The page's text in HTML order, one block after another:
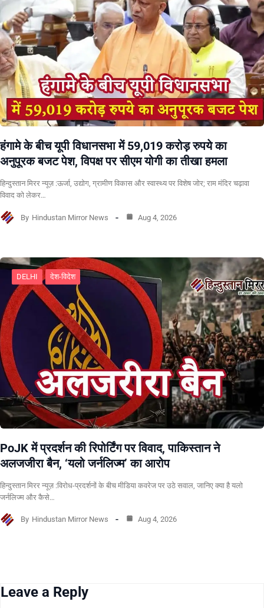
हंगामे के बीच यूपी विधानसभा में 59,019 करोड़ रुपये का
अनुपूरक बजट पेश, विपक्ष पर सीएम योगी का तीखा हमला
हिन्दुस्तान मिरर न्यूज़ :ऊर्जा, उद्योग, ग्रामीण विकास और स्वास्थ्य पर विशेष जोर; राम मंदिर चढ़ावा
विवाद को लेकर…
By Hindustan Mirror News Aug 4, 2026
DELHI देश-विदेश
PoJK में प्रदर्शन की रिपोर्टिंग पर विवाद, पाकिस्तान ने
अलजजीरा बैन, ‘यलो जर्नलिज्म’ का आरोप
हिन्दुस्तान मिरर न्यूज़ :विरोध-प्रदर्शनों के बीच मीडिया कवरेज पर उठे सवाल, जानिए क्या है यलो
जर्नलिज्म और कैसे…
By Hindustan Mirror News Aug 4, 2026
Leave a Reply